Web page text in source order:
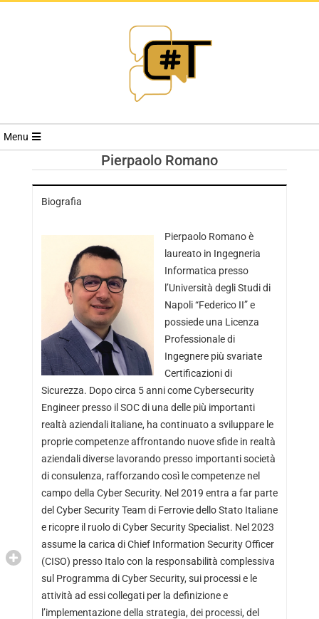
RIVISTA
Menu
Pierpaolo Romano
Biografia
Pierpaolo Romano è
laureato in Ingegneria
Informatica presso
l’Università degli Studi di
Napoli “Federico II” e
possiede una Licenza
Professionale di
Ingegnere più svariate
Certificazioni di
Sicurezza. Dopo circa 5 anni come Cybersecurity
Engineer presso il SOC di una delle più importanti
realtà aziendali italiane, ha continuato a sviluppare le
proprie competenze affrontando nuove sfide in realtà
aziendali diverse lavorando presso importanti società
di consulenza, rafforzando così le competenze nel
campo della Cyber Security. Nel 2019 entra a far parte
del Cyber Security Team di Ferrovie dello Stato Italiane
e ricopre il ruolo di Cyber Security Specialist. Nel 2023
assume la carica di Chief Information Security Officer
(CISO) presso Italo con la responsabilità complessiva
sul Programma di Cyber Security, sui processi e le
attività ad essi collegati per la definizione e
l’implementazione della strategia, dei processi, del